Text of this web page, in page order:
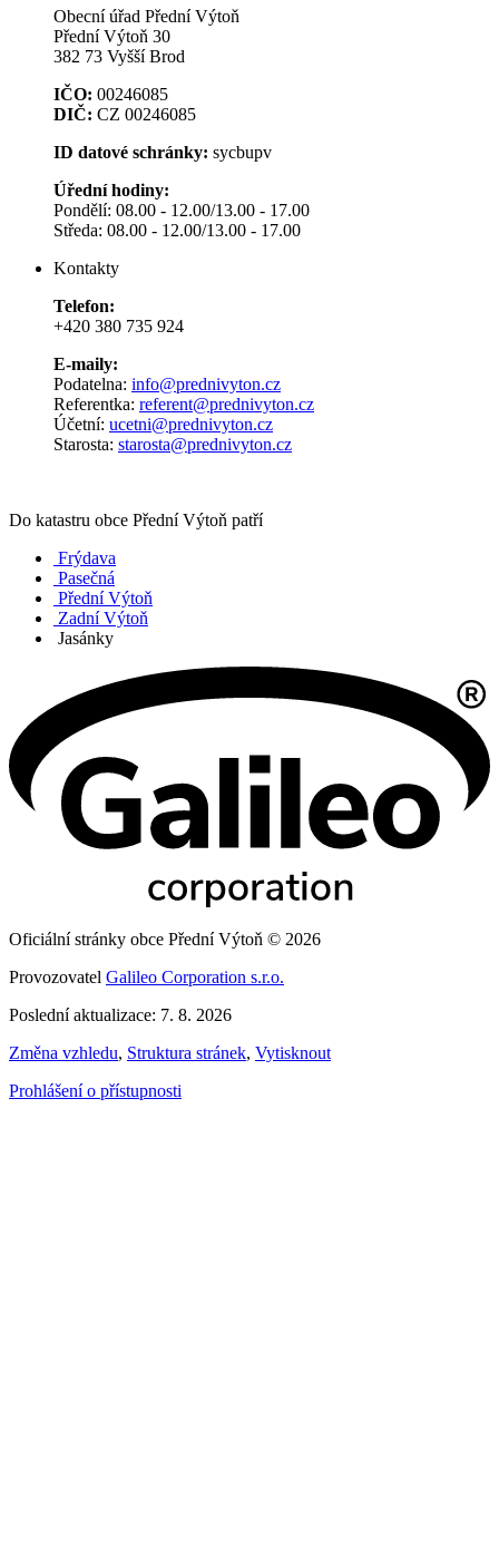
Obecní úřad Přední Výtoň
Přední Výtoň 30
382 73 Vyšší Brod
IČO: 00246085
DIČ: CZ 00246085
ID datové schránky: sycbupv
Úřední hodiny:
Pondělí: 08.00 - 12.00/13.00 - 17.00
Středa: 08.00 - 12.00/13.00 - 17.00
Kontakty
Telefon:
+420 380 735 924
E-maily:
Podatelna: info@prednivyton.cz
Referentka: referent@prednivyton.cz
Účetní: ucetni@prednivyton.cz
Starosta: starosta@prednivyton.cz
Do katastru obce Přední Výtoň patří
Frýdava
Pasečná
Přední Výtoň
Zadní Výtoň
Jasánky
Oficiální stránky obce Přední Výtoň © 2026
Provozovatel Galileo Corporation s.r.o.
Poslední aktualizace: 7. 8. 2026
Změna vzhledu, Struktura stránek, Vytisknout
Prohlášení o přístupnosti